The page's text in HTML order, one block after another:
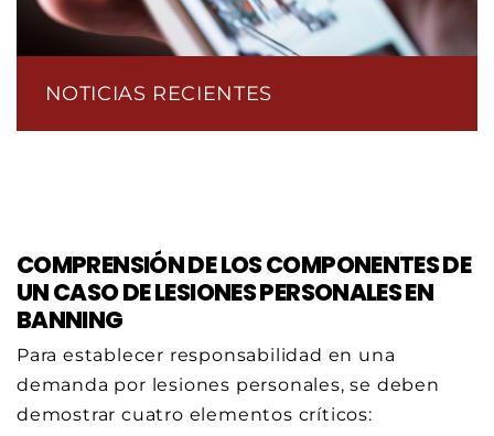
NOTICIAS RECIENTES
COMPRENSIÓN DE LOS COMPONENTES DE
UN CASO DE LESIONES PERSONALES EN
BANNING
Para establecer responsabilidad en una
demanda por lesiones personales, se deben
demostrar cuatro elementos críticos: